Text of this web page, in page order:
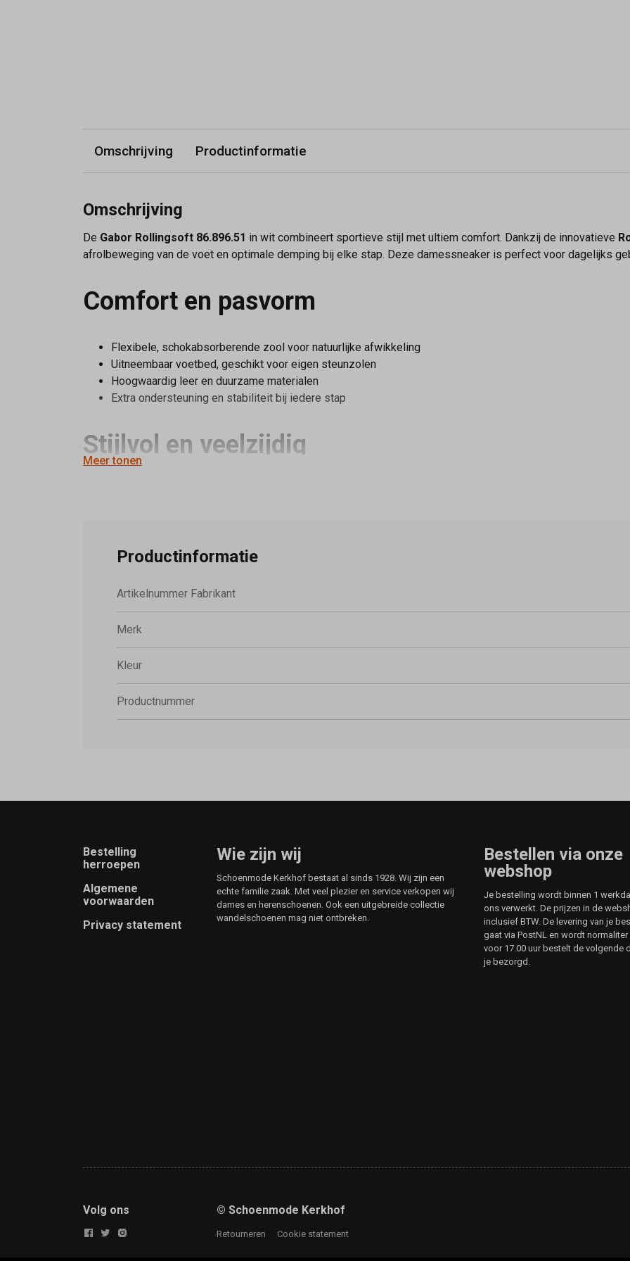
Omschrijving Productinformatie
Omschrijving
De Gabor Rollingsoft 86.896.51 in wit combineert sportieve stijl met ultiem comfort. Dankzij de innovatieve
afrolbeweging van de voet en optimale demping bij elke stap. Deze damessneaker is perfect voor dagelijks
Comfort en pasvorm
Flexibele, schokabsorberende zool voor natuurlijke afwikkeling
Uitneembaar voetbed, geschikt voor eigen steunzolen
Hoogwaardig leer en duurzame materialen
Extra ondersteuning en stabiliteit bij iedere stap
Stijlvol en veelzijdig
comfort van deGabor Rollingsoft 86.896.51 wit
Als je wilt, kan ik ook een
maken die direct
Meer tonen
Productinformatie
Artikelnummer Fabrikant
Merk
Kleur
Productnummer
Footer
Bestelling
herroepen
Algemene
voorwaarden
Privacy statement
Wie zijn wij
Schoenmode Kerkhof bestaat al sinds 1928. Wij zijn een
echte familie zaak. Met veel plezier en service verkopen wij
dames en herenschoenen. Ook een uitgebreide collectie
wandelschoenen mag niet ontbreken.
Bestellen via onze
webshop
Je bestelling wordt binnen 1
ons verwerkt. De prijzen in de
inclusief BTW. De levering van je
gaat via PostNL en wordt normaliter
voor 17.00 uur bestelt de volgende
je bezorgd.
Volg ons © Schoenmode Kerkhof
Retourneren Cookie statement